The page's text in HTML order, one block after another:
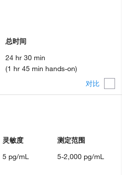
对比
总时间
24 hr 30 min
(1 hr 45 min hands-on)
灵敏度
5 pg/mL
测定范围
5-2,000 pg/mL